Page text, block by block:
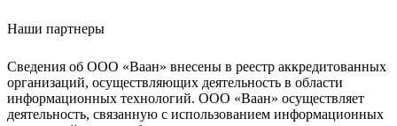
Наши партнеры
Сведения об ООО «Ваан» внесены в реестр аккредитованных
организаций, осуществляющих деятельность в области
информационных технологий. ООО «Ваан» осуществляет
деятельность, связанную с использованием информационных